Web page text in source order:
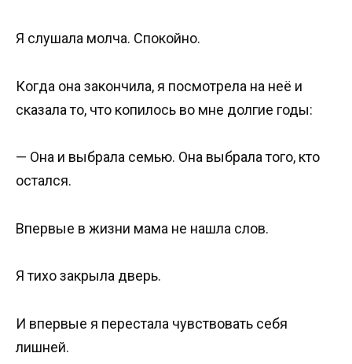
Я слушала молча. Спокойно.
Когда она закончила, я посмотрела на неё и
сказала то, что копилось во мне долгие годы:
— Она и выбрала семью. Она выбрала того, кто
остался.
Впервые в жизни мама не нашла слов.
Я тихо закрыла дверь.
И впервые я перестала чувствовать себя
лишней.